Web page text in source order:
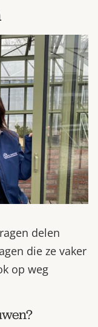
delen
die ze vaker
op weg